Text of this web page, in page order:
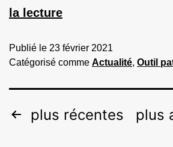
la lecture
Publié le 23 février 2021
Catégorisé comme Actualité, Outil
plus récentes plus